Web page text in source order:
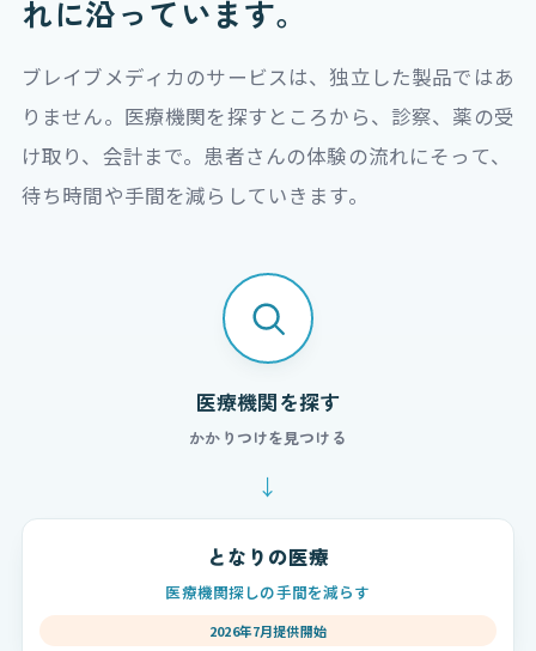
れに沿っています。
ブレイブメディカのサービスは、独立した製品ではあ
りません。医療機関を探すところから、診察、薬の受
け取り、会計まで。患者さんの体験の流れにそって、
待ち時間や手間を減らしていきます。
医療機関を探す
かかりつけを見つける
↓
となりの医療
医療機関探しの手間を減らす
2026年7月提供開始